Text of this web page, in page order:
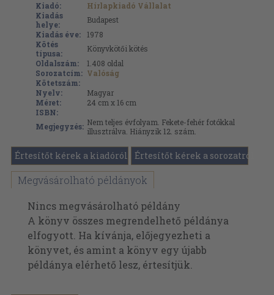
Kiadó:
Hírlapkiadó Vállalat
Kiadás
helye:
Budapest
Kiadás éve:
1978
Kötés
típusa:
Könyvkötői kötés
Oldalszám:
1.408 oldal
Sorozatcím: Valóság
Kötetszám:
Nyelv:
Magyar
Méret:
24 cm x 16 cm
ISBN:
Megjegyzés: Nem teljes évfolyam. Fekete-fehér fotókkal
illusztrálva. Hiányzik 12. szám.
Értesítőt kérek a kiadóról Értesítőt kérek a sorozatról
Megvásárolható példányok
Nincs megvásárolható példány
A könyv összes megrendelhető példánya
elfogyott. Ha kívánja, előjegyezheti a
könyvet, és amint a könyv egy újabb
példánya elérhető lesz, értesítjük.